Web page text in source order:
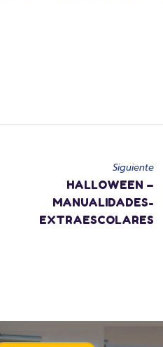
Siguiente
HALLOWEEN –
MANUALIDADES-
EXTRAESCOLARES